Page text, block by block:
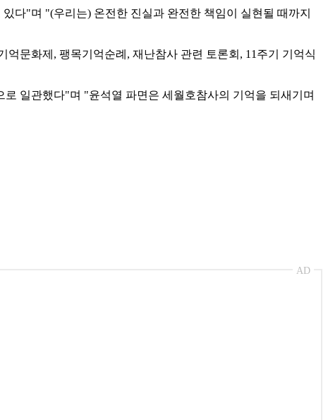
다"며 "(우리는) 온전한 진실과 완전한 책임이 실현될 때까지
문화제, 팽목기억순례, 재난참사 관련 토론회, 11주기 기억식
일관했다"며 "윤석열 파면은 세월호참사의 기억을 되새기며
AD